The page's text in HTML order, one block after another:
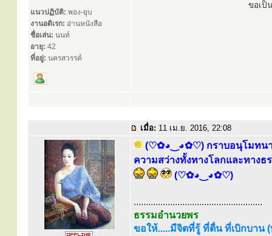
แนวปฏิบัติ: พอง-ยุบ
งานอดิเรก: อ่านหนังสือ
ชื่อเล่น: นนท์
อายุ: 42
ที่อยู่: นครสวรรค์
ขอเป็
เมื่อ: 11 เม.ย. 2016, 22:08
(♡✿◕‿◕✿♡) กราบอนุโมทนา
ความสว่างทั้งทางโลกและทางธ
(♡✿◕‿◕✿♡)
.....................................................
ธรรมอำนวยพร
ขอให้.....มีจิตที่รู้ ที่ตื่น ที่เบิกบาน